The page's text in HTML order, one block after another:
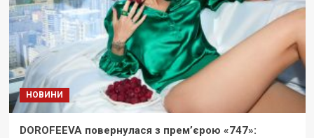
НОВИНИ
DOROFEEVA повернулася з прем’єрою «747»: